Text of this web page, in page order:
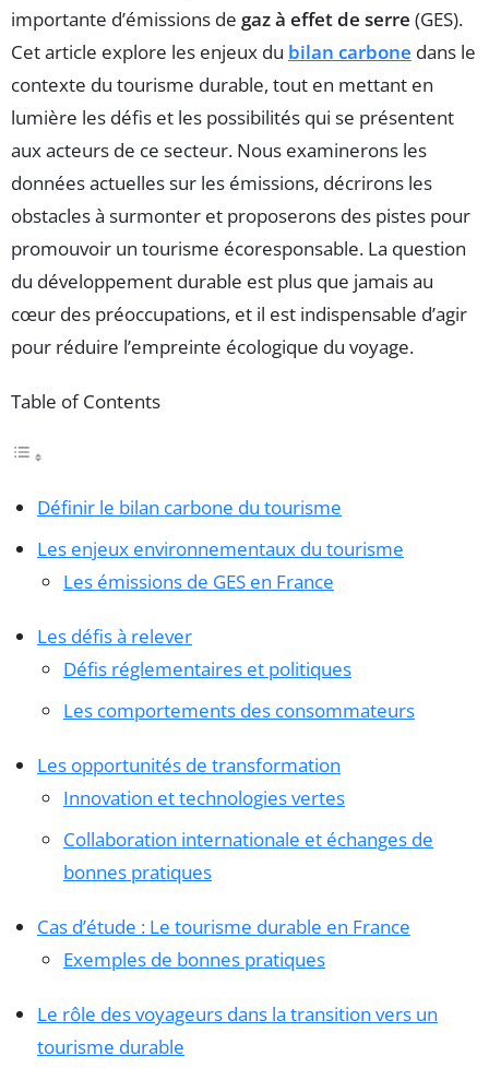
importante d’émissions de gaz à effet de serre (GES).
Cet article explore les enjeux du bilan carbone dans le
contexte du tourisme durable, tout en mettant en
lumière les défis et les possibilités qui se présentent
aux acteurs de ce secteur. Nous examinerons les
données actuelles sur les émissions, décrirons les
obstacles à surmonter et proposerons des pistes pour
promouvoir un tourisme écoresponsable. La question
du développement durable est plus que jamais au
cœur des préoccupations, et il est indispensable d’agir
pour réduire l’empreinte écologique du voyage.
Table of Contents
Définir le bilan carbone du tourisme
Les enjeux environnementaux du tourisme
Les émissions de GES en France
Les défis à relever
Défis réglementaires et politiques
Les comportements des consommateurs
Les opportunités de transformation
Innovation et technologies vertes
Collaboration internationale et échanges de
bonnes pratiques
Cas d’étude : Le tourisme durable en France
Exemples de bonnes pratiques
Le rôle des voyageurs dans la transition vers un
tourisme durable